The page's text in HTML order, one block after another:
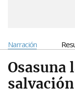
Narración
Osasuna